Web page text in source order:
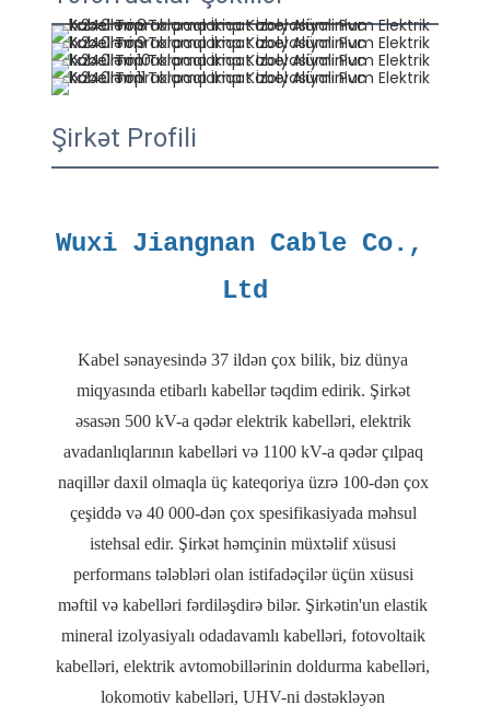
Şirkət Profili
Wuxi Jiangnan Cable Co.,
Kabel sənayesində 37 ildən çox bilik, biz dünya
miqyasında etibarlı kabellər təqdim edirik. Şirkət
əsasən 500 kV-a qədər elektrik kabelləri, elektrik
avadanlıqlarının kabelləri və 1100 kV-a qədər çılpaq
naqillər daxil olmaqla üç kateqoriya üzrə 100-dən çox
çeşiddə və 40 000-dən çox spesifikasiyada məhsul
istehsal edir. Şirkət həmçinin müxtəlif xüsusi
performans tələbləri olan istifadəçilər üçün xüsusi
məftil və kabelləri fərdiləşdirə bilər. Şirkətin'un elastik
mineral izolyasiyalı odadavamlı kabelləri, fotovoltaik
kabelləri, elektrik avtomobillərinin doldurma kabelləri,
lokomotiv kabelləri, UHV-ni dəstəkləyən